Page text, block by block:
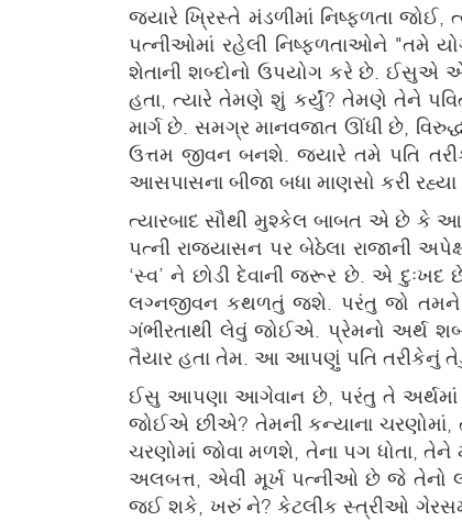
જ્યારે ખ્રિસ્તે મંડળીમાં નિષ્ફળતા જોઈ,
પત્નીઓમાં રહેલી નિષ્ફળતાઓને "તમે
શેતાની શબ્દોનો ઉપયોગ કરે છે. ઈસુએ
હતા, ત્યારે તેમણે શું કર્યું? તેમણે તેને
માર્ગ છે. સમગ્ર માનવજાત ઊંધી છે,
ઉત્તમ જીવન બનશે. જ્યારે તમે પતિ
આસપાસના બીજા બધા માણસો કરી રહ્યા
ત્યારબાદ સૌથી મુશ્કેલ બાબત એ છે કે
પત્ની રાજ્યાસન પર બેઠેલા રાજાની
‘સ્વ’ ને છોડી દેવાની જરૂર છે. એ
લગ્નજીવન કથળતું જશે. પરંતુ જો તમને
ગંભીરતાથી લેવું જોઈએ. પ્રેમનો અર્થ
તૈયાર હતા તેમ. આ આપણું પતિ તરીકેનું
ઈસુ આપણા આગેવાન છે, પરંતુ તે અર્થમાં
જોઈએ છીએ? તેમની કન્યાના ચરણોમાં,
ચરણોમાં જોવા મળશે, તેના પગ ધોતા, તેને
અલબત્ત, એવી મૂર્ખ પત્નીઓ છે જે તેનો
જઈ શકે, ખરું ને? કેટલીક સ્ત્રીઓ